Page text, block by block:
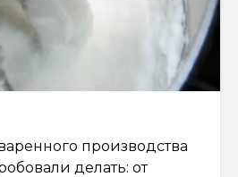
производства
делать: от